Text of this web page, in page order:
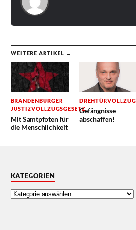
WEITERE ARTIKEL →
BRANDENBURGER
JUSTIZVOLLZUGSGESETZ
Mit Samtpfoten für
die Menschlichkeit
DREHTÜRVOLLZUG
Gefängnisse
abschaffen!
KATEGORIEN